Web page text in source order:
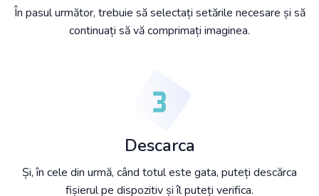
În pasul următor, trebuie să selectați setările necesare și să
continuați să vă comprimați imaginea.
Descarca
Și, în cele din urmă, când totul este gata, puteți descărca
fișierul pe dispozitiv și îl puteți verifica.